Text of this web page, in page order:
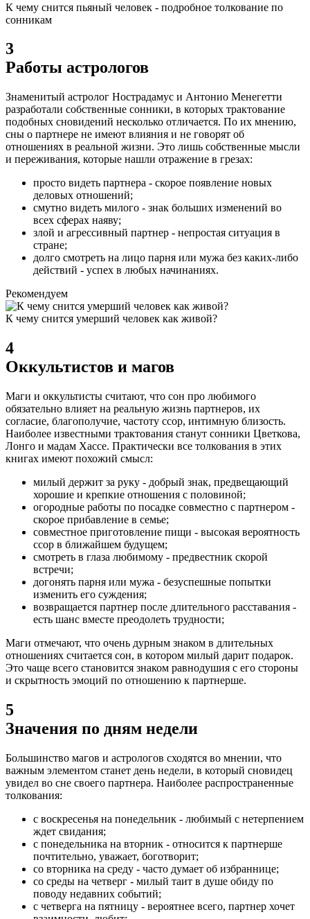
К чему снится пьяный человек - подробное толкование по
сонникам
3
Работы астрологов
Знаменитый астролог Нострадамус и Антонио Менегетти
разработали собственные сонники, в которых трактование
подобных сновидений несколько отличается. По их мнению,
сны о партнере не имеют влияния и не говорят об
отношениях в реальной жизни. Это лишь собственные мысли
и переживания, которые нашли отражение в грезах:
просто видеть партнера - скорое появление новых
деловых отношений;
смутно видеть милого - знак больших изменений во
всех сферах наяву;
злой и агрессивный партнер - непростая ситуация в
стране;
долго смотреть на лицо парня или мужа без каких-либо
действий - успех в любых начинаниях.
Рекомендуем
К чему снится умерший человек как живой?
4
Оккультистов и магов
Маги и оккультисты считают, что сон про любимого
обязательно влияет на реальную жизнь партнеров, их
согласие, благополучие, частоту ссор, интимную близость.
Наиболее известными трактования станут сонники Цветкова,
Лонго и мадам Хассе. Практически все толкования в этих
книгах имеют похожий смысл:
милый держит за руку - добрый знак, предвещающий
хорошие и крепкие отношения с половиной;
огородные работы по посадке совместно с партнером -
скорое прибавление в семье;
совместное приготовление пищи - высокая вероятность
ссор в ближайшем будущем;
смотреть в глаза любимому - предвестник скорой
встречи;
догонять парня или мужа - безуспешные попытки
изменить его суждения;
возвращается партнер после длительного расставания -
есть шанс вместе преодолеть трудности;
Маги отмечают, что очень дурным знаком в длительных
отношениях считается сон, в котором милый дарит подарок.
Это чаще всего становится знаком равнодушия с его стороны
и скрытность эмоций по отношению к партнерше.
5
Значения по дням недели
Большинство магов и астрологов сходятся во мнении, что
важным элементом станет день недели, в который сновидец
увидел во сне своего партнера. Наиболее распространенные
толкования:
с воскресенья на понедельник - любимый с нетерпением
ждет свидания;
с понедельника на вторник - относится к партнерше
почтительно, уважает, боготворит;
со вторника на среду - часто думает об избраннице;
со среды на четверг - милый таит в душе обиду по
поводу недавних событий;
с четверга на пятницу - вероятнее всего, партнер хочет